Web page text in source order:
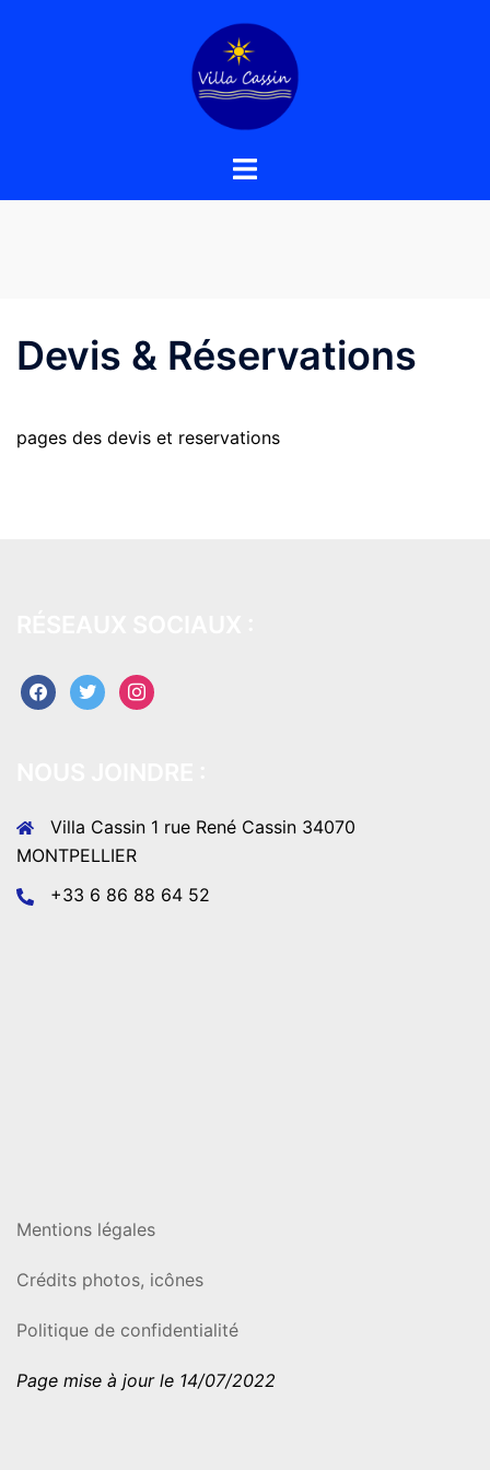
Devis & Réservations
pages des devis et reservations
facebooktwitterinstagram
Villa Cassin 1 rue René Cassin 34070
MONTPELLIER
+33 6 86 88 64 52
Mentions légales
Crédits photos, icônes
Politique de confidentialité
Page mise à jour le 14/07/2022